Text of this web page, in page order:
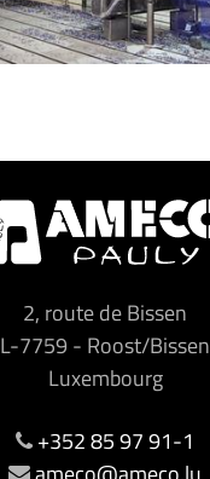
2, route de Bissen
L-7759- Roost/Bissen
Luxembourg
+352 85 97 91-1